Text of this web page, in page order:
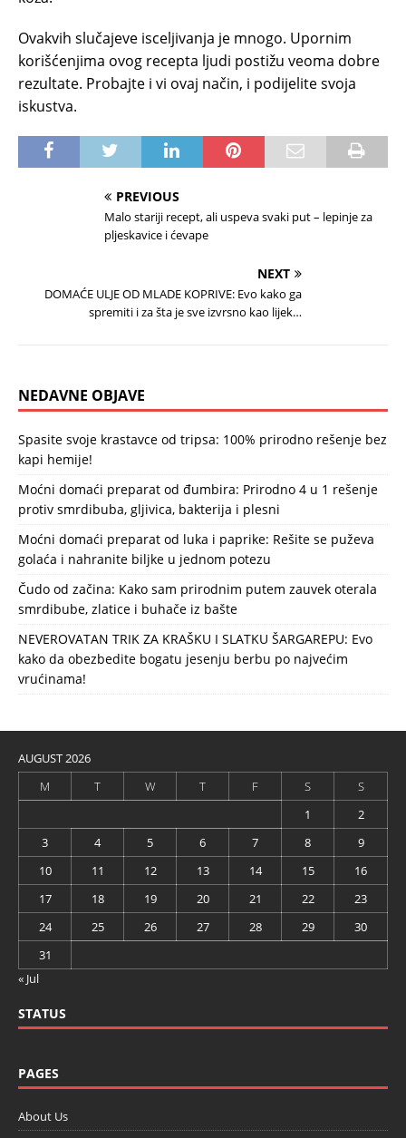
Ovakvih slučajeve isceljivanja je mnogo. Upornim
korišćenjima ovog recepta ljudi postižu veoma dobre
rezultate. Probajte i vi ovaj način, i podijelite svoja
iskustva.
PREVIOUS
Malo stariji recept, ali uspeva svaki put – lepinje za
pljeskavice i ćevape
NEXT
DOMAĆE ULJE OD MLADE KOPRIVE: Evo kako ga
spremiti i za šta je sve izvrsno kao lijek…
NEDAVNE OBJAVE
Spasite svoje krastavce od tripsa: 100% prirodno rešenje bez
kapi hemije!
Moćni domaći preparat od đumbira: Prirodno 4 u 1 rešenje
protiv smrdibuba, gljivica, bakterija i plesni
Moćni domaći preparat od luka i paprike: Rešite se puževa
golaća i nahranite biljke u jednom potezu
Čudo od začina: Kako sam prirodnim putem zauvek oterala
smrdibube, zlatice i buhače iz bašte
NEVEROVATAN TRIK ZA KRAŠKU I SLATKU ŠARGAREPU: Evo
kako da obezbedite bogatu jesenju berbu po najvećim
vrućinama!
AUGUST 2026
M
T W T F S
S
1
2
3
4 5 6 7 8
9
10
11 12 13 14 15
16
17
18 19 20 21 22
23
24
25 26 27 28 29
30
31
« Jul
STATUS
PAGES
About Us